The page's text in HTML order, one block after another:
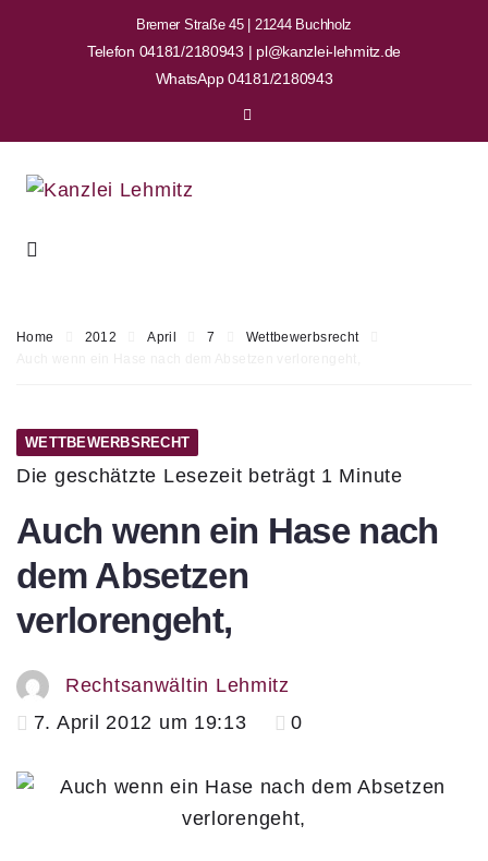
Bremer Straße 45 | 21244 Buchholz
Telefon 04181/2180943 | pl@kanzlei-lehmitz.de
WhatsApp 04181/2180943
Home 2012 April 7
Wettbewerbsrecht
WETTBEWERBSRECHT
Die geschätzte Lesezeit beträgt 1 Minute
Auch wenn ein Hase nach
dem Absetzen
verlorengeht,
Rechtsanwältin Lehmitz
7. April 2012 um 19:13
0